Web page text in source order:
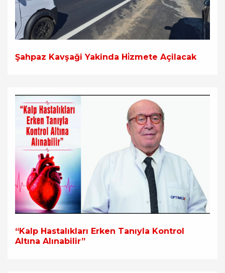
Şahpaz Kavşaği Yakinda Hi̇zmete Açilacak
“Kalp Hastalıkları Erken Tanıyla Kontrol
Altına Alınabilir”